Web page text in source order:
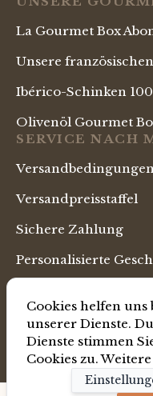
La Gourmet Box
Unsere
Ibérico-Schinken
Olivenöl Gourmet
SERVICE NACH
Versandbedingungen
Versandpreisstaffel
Sichere Zahlung
Personalisierte
SPRACHE
Deutsch Shoppen
Cookies helfen
unserer Dienste.
Dienste stimmen
Cookies zu.